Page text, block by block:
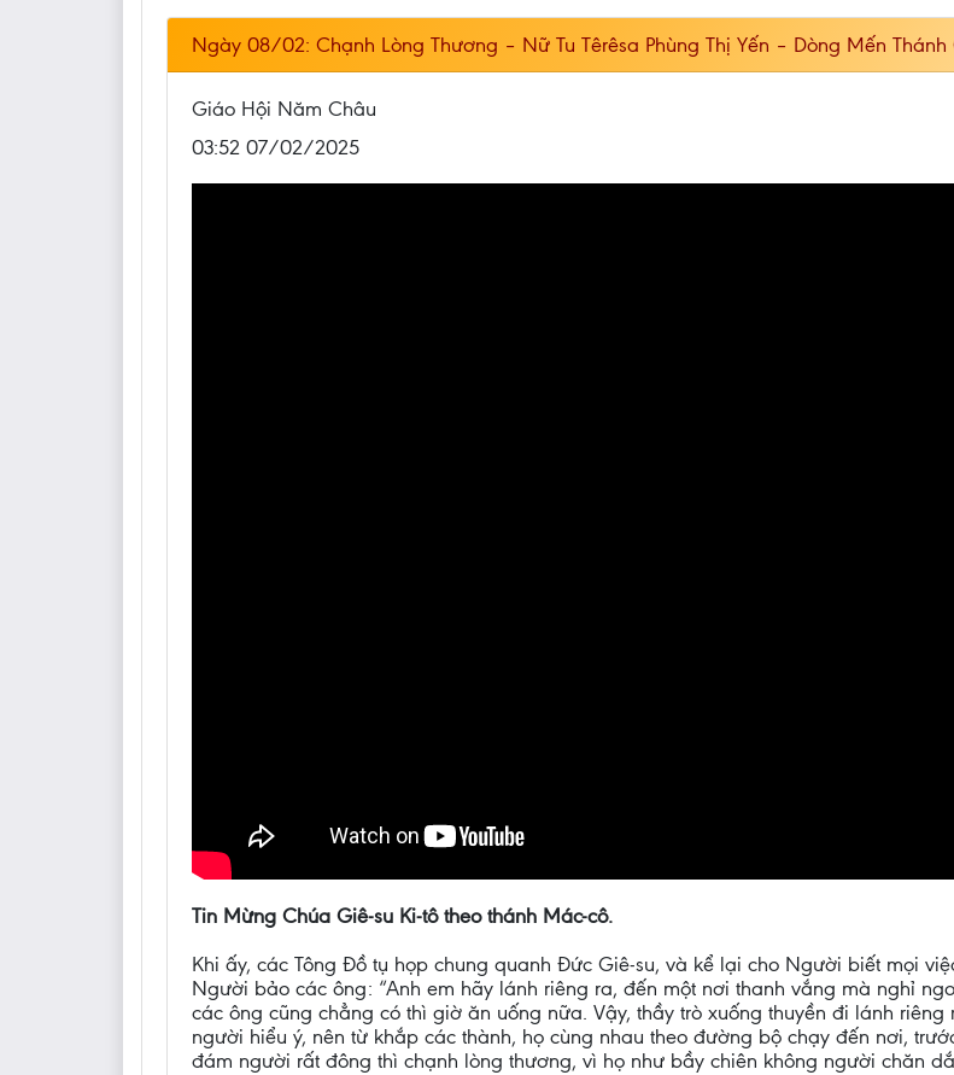
Ngày 08/02: Chạnh Lòng Thương – Nữ Tu Têrêsa Phùng Thị Yến – Dòng Mến
Giáo Hội Năm Châu
03:52 07/02/2025
Tin Mừng Chúa Giê-su Ki-tô theo thánh Mác-cô.
Khi ấy, các Tông Đồ tụ họp chung quanh Đức Giê-su, và kể lại cho Người biết mọi
Người bảo các ông: “Anh em hãy lánh riêng ra, đến một nơi thanh vắng mà nghỉ
các ông cũng chẳng có thì giờ ăn uống nữa. Vậy, thầy trò xuống thuyền đi lánh
người hiểu ý, nên từ khắp các thành, họ cùng nhau theo đường bộ chạy đến nơi,
đám người rất đông thì chạnh lòng thương, vì họ như bầy chiên không người chăn